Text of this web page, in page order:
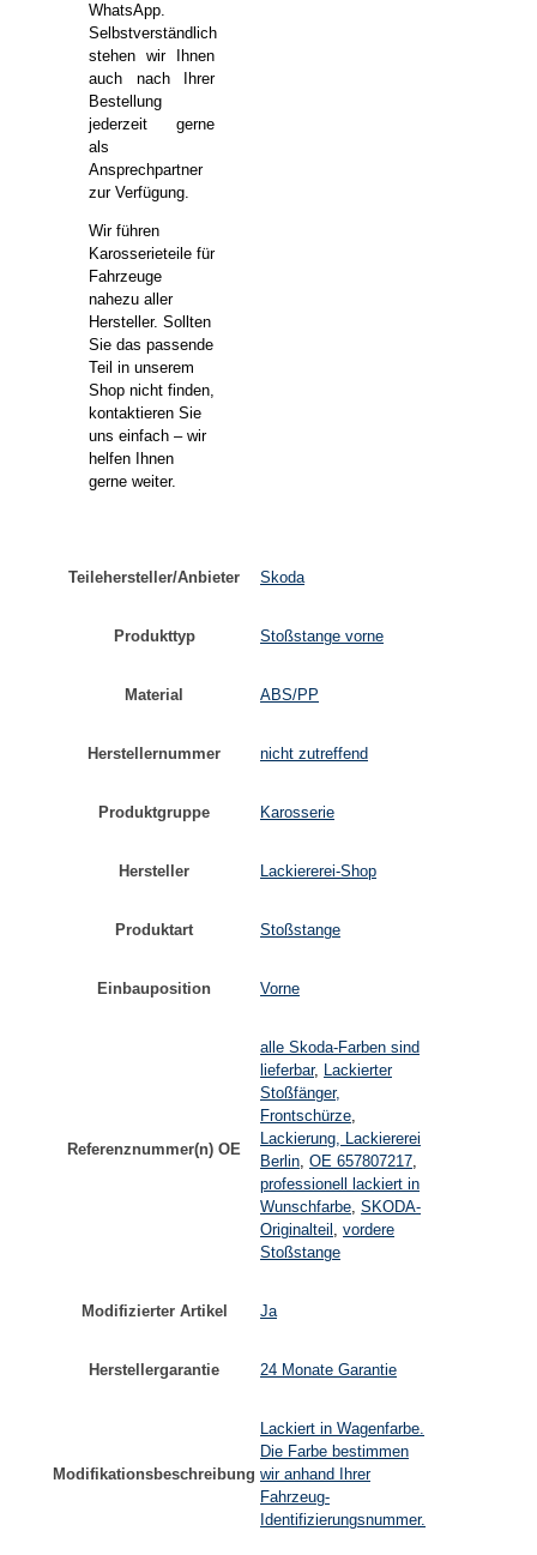
WhatsApp.
Selbstverständlich
stehen wir Ihnen
auch nach Ihrer
Bestellung
jederzeit gerne
als
Ansprechpartner
zur Verfügung.
Wir führen
Karosserieteile für
Fahrzeuge
nahezu aller
Hersteller. Sollten
Sie das passende
Teil in unserem
Shop nicht finden,
kontaktieren Sie
uns einfach – wir
helfen Ihnen
gerne weiter.
Teilehersteller/Anbieter Skoda
Produkttyp Stoßstange vorne
Material ABS/PP
Herstellernummer nicht zutreffend
Produktgruppe Karosserie
Hersteller Lackiererei-Shop
Produktart Stoßstange
Einbauposition Vorne
Referenznummer(n) OE
alle Skoda-Farben sind
lieferbar, Lackierter
Stoßfänger,
Frontschürze,
Lackierung, Lackiererei
Berlin, OE 657807217,
professionell lackiert in
Wunschfarbe, SKODA-
Originalteil , vordere
Stoßstange
Modifizierter Artikel Ja
Herstellergarantie 24 Monate Garantie
Modifikationsbeschreibung
Lackiert in Wagenfarbe.
Die Farbe bestimmen
wir anhand Ihrer
Fahrzeug-
Identifizierungsnummer.